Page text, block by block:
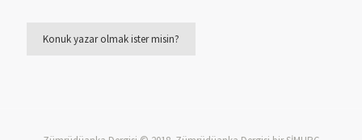
Konuk yazar olmak ister misin?